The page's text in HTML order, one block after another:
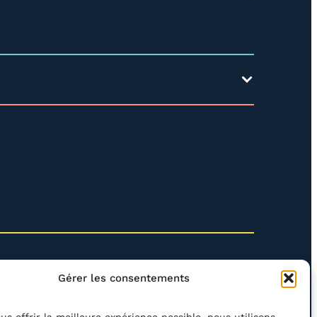
Gérer les consentements